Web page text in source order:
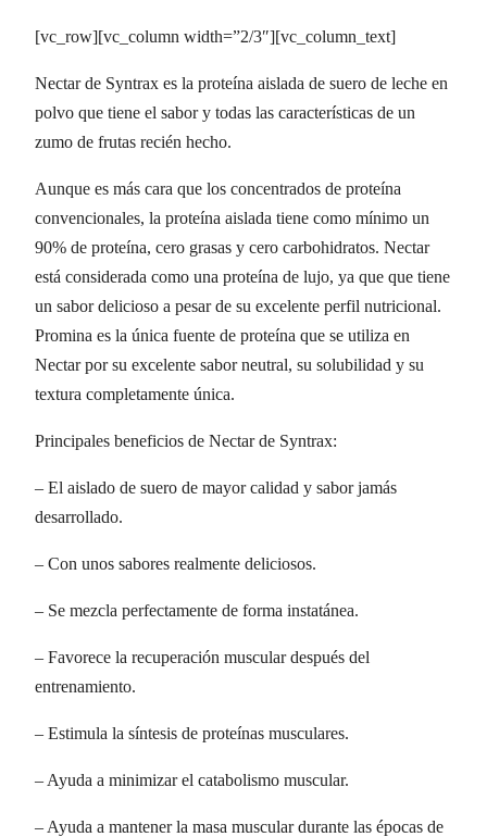
[vc_row][vc_column width=”2/3″][vc_column_text]
Nectar de Syntrax es la proteína aislada de suero de leche en
polvo que tiene el sabor y todas las características de un
zumo de frutas recién hecho.
Aunque es más cara que los concentrados de proteína
convencionales, la proteína aislada tiene como mínimo un
90% de proteína, cero grasas y cero carbohidratos. Nectar
está considerada como una proteína de lujo, ya que que tiene
un sabor delicioso a pesar de su excelente perfil nutricional.
Promina es la única fuente de proteína que se utiliza en
Nectar por su excelente sabor neutral, su solubilidad y su
textura completamente única.
Principales beneficios de Nectar de Syntrax:
– El aislado de suero de mayor calidad y sabor jamás
desarrollado.
– Con unos sabores realmente deliciosos.
– Se mezcla perfectamente de forma instatánea.
– Favorece la recuperación muscular después del
entrenamiento.
– Estimula la síntesis de proteínas musculares.
– Ayuda a minimizar el catabolismo muscular.
– Ayuda a mantener la masa muscular durante las épocas de